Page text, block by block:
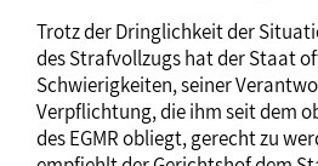
Trotz der Dringlichkeit der
des Strafvollzugs hat der Staat
Schwierigkeiten, seiner
Verpflichtung, die ihm seit dem
des EGMR obliegt, gerecht zu